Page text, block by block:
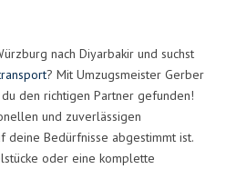
nach Diyarbakir und suchst
? Mit Umzugsmeister Gerber
den richtigen Partner gefunden!
und zuverlässigen
deine Bedürfnisse abgestimmt ist.
oder eine komplette